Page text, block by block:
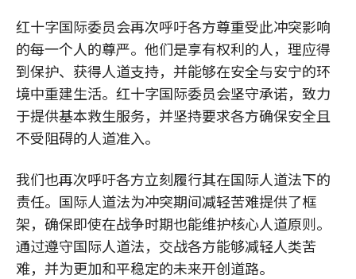
红十字国际委员会再次呼吁各方尊重受此冲突影响
的每一个人的尊严。他们是享有权利的人，理应得
到保护、获得人道支持，并能够在安全与安宁的环
境中重建生活。红十字国际委员会坚守承诺，致力
于提供基本救生服务，并坚持要求各方确保安全且
不受阻碍的人道准入。
我们也再次呼吁各方立刻履行其在国际人道法下的
责任。国际人道法为冲突期间减轻苦难提供了框
架，确保即使在战争时期也能维护核心人道原则。
通过遵守国际人道法，交战各方能够减轻人类苦
难，并为更加和平稳定的未来开创道路。